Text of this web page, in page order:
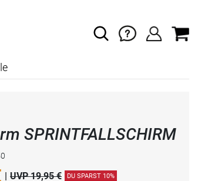
SPRINTFALLSCHIRM
| UVP 19,95 € DU SPARST 10%